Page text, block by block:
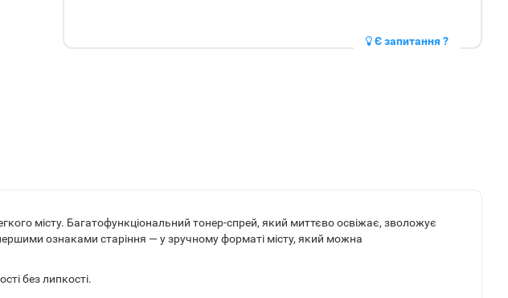
Є запитання ?
місту. Багатофункціональний тонер-спрей, який миттєво освіжає, зволожує
ознаками старіння — у зручному форматі місту, який можна
без липкості.